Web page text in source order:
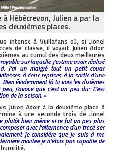
Hébécrevon, Julien a par la
deuxièmes places.
intense à Vuillafans où, si Lionel
de classe, il voyait Julien Adoir
au cumul des deux meilleures
sur laquelle j’estime avoir réalisé
J’ai un malgré tout un petit couac
à deux reprises à la sortie d’une
Bien évidemment là tu vois les dixièmes
j’avoue que c’est un peu dur. C’est
de la saison. »
Julien Adoir à la deuxième place à
à une seconde trois de Lionel
plutôt bien même si ce fut un peu plus
avec l’alternance d’un tracé sec
je considère que je suis à ma
montée je n’étais pas capable de